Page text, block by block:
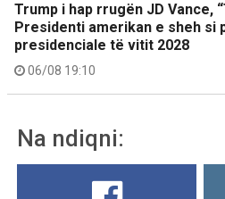
Trump i hap rrugën JD Vance,
Presidenti amerikan e sheh si
presidenciale të vitit 2028
06/08 19:10
Na ndiqni: